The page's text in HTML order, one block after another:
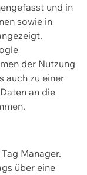
und in
sowie in
der Nutzung
auch zu einer
an die
Manager.
über eine